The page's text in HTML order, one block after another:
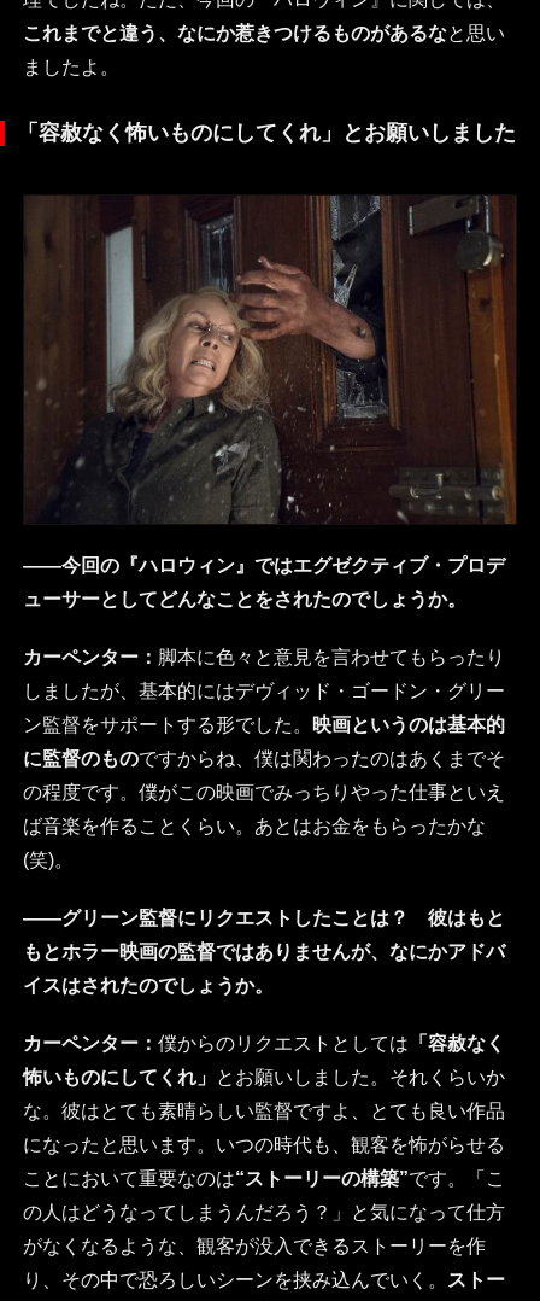
これまでと違う、なにか惹きつけるものがあるなと思い
ましたよ。
「容赦なく怖いものにしてくれ」とお願いしました
――今回の『ハロウィン』ではエグゼクティブ・プロデ
ューサーとしてどんなことをされたのでしょうか。
カーペンター： 脚本に色々と意見を言わせてもらったり
しましたが、基本的にはデヴィッド・ゴードン・グリー
ン監督をサポートする形でした。
映画というのは基本的
に監督のものですからね、僕は関わったのはあくまでそ
の程度です。僕がこの映画でみっちりやった仕事といえ
ば音楽を作ることくらい。あとはお金をもらったかな
(笑)。
――グリーン監督にリクエストしたことは？ 彼はもと
もとホラー映画の監督ではありませんが、なにかアドバ
イスはされたのでしょうか。
カーペンター： 僕からのリクエストとしては 「容赦なく
怖いものにしてくれ」 とお願いしました。それくらいか
な。彼はとても素晴らしい監督ですよ、とても良い作品
になったと思います。いつの時代も、観客を怖がらせる
ことにおいて重要なのは“ストーリーの構築”です。「こ
の人はどうなってしまうんだろう？」と気になって仕方
がなくなるような、観客が没入できるストーリーを作
り、その中で恐ろしいシーンを挟み込んでいく。
ストー